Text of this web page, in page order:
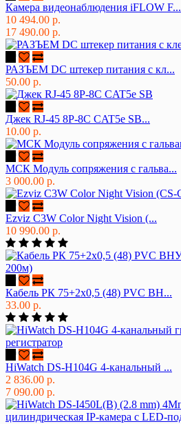
Камера видеонаблюдения iFLOW F...
10 494.00 р.
17 490.00 р.
РАЗЪЕМ DC штекер питания с кл...
50.00 р.
Джек RJ-45 8P-8C CAT5e SB...
10.00 р.
МСК Модуль сопряжения с гальва...
3 000.00 р.
Ezviz C3W Color Night Vision (...
10 990.00 р.
Кабель РК 75+2х0,5 (48) PVC ВН...
33.00 р.
HiWatch DS-H104G 4-канальный ...
2 836.00 р.
7 090.00 р.